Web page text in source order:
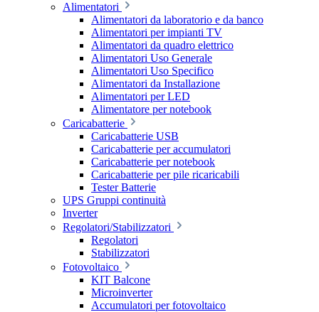
Alimentatori
Alimentatori da laboratorio e da banco
Alimentatori per impianti TV
Alimentatori da quadro elettrico
Alimentatori Uso Generale
Alimentatori Uso Specifico
Alimentatori da Installazione
Alimentatori per LED
Alimentatore per notebook
Caricabatterie
Caricabatterie USB
Caricabatterie per accumulatori
Caricabatterie per notebook
Caricabatterie per pile ricaricabili
Tester Batterie
UPS Gruppi continuità
Inverter
Regolatori/Stabilizzatori
Regolatori
Stabilizzatori
Fotovoltaico
KIT Balcone
Microinverter
Accumulatori per fotovoltaico